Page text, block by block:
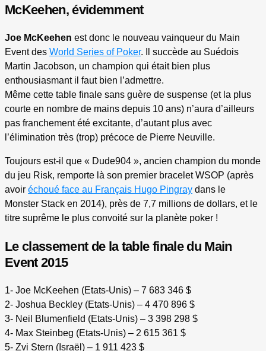
McKeehen, évidemment
Joe McKeehen est donc le nouveau vainqueur du Main
Event des World Series of Poker. Il succède au Suédois
Martin Jacobson, un champion qui était bien plus
enthousiasmant il faut bien l’admettre.
Même cette table finale sans guère de suspense (et la plus
courte en nombre de mains depuis 10 ans) n’aura d’ailleurs
pas franchement été excitante, d’autant plus avec
l’élimination très (trop) précoce de Pierre Neuville.
Toujours est-il que « Dude904 », ancien champion du monde
du jeu Risk, remporte là son premier bracelet WSOP (après
avoir échoué face au Français Hugo Pingray dans le
Monster Stack en 2014), près de 7,7 millions de dollars, et le
titre suprême le plus convoité sur la planète poker !
Le classement de la table finale du Main
Event 2015
1- Joe McKeehen (Etats-Unis) – 7 683 346 $
2- Joshua Beckley (Etats-Unis) – 4 470 896 $
3- Neil Blumenfield (Etats-Unis) – 3 398 298 $
4- Max Steinbeg (Etats-Unis) – 2 615 361 $
5- Zvi Stern (Israël) – 1 911 423 $